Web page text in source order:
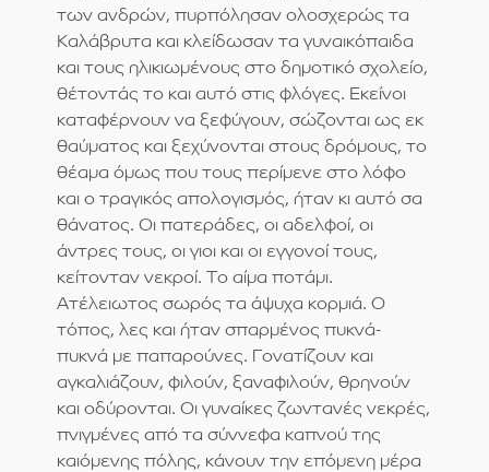
των ανδρών, πυρπόλησαν ολοσχερώς τα
Καλάβρυτα και κλείδωσαν τα γυναικόπαιδα
και τους ηλικιωμένους στο δημοτικό σχολείο,
θέτοντάς το και αυτό στις φλόγες. Εκείνοι
καταφέρνουν να ξεφύγουν, σώζονται ως εκ
θαύματος και ξεχύνονται στους δρόμους, το
θέαμα όμως που τους περίμενε στο λόφο
και ο τραγικός απολογισμός, ήταν κι αυτό σα
θάνατος. Οι πατεράδες, οι αδελφοί, οι
άντρες τους, οι γιοι και οι εγγονοί τους,
κείτονταν νεκροί. Το αίμα ποτάμι.
Ατέλειωτος σωρός τα άψυχα κορμιά. Ο
τόπος, λες και ήταν σπαρμένος πυκνά-
πυκνά με παπαρούνες. Γονατίζουν και
αγκαλιάζουν, φιλούν, ξαναφιλούν, θρηνούν
και οδύρονται. Οι γυναίκες ζωντανές νεκρές,
πνιγμένες από τα σύννεφα καπνού της
καιόμενης πόλης, κάνουν την επόμενη μέρα